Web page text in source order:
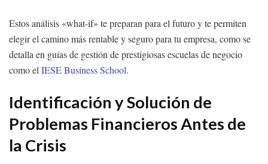
Estos análisis «what-if» te preparan para el futuro y te permiten
elegir el camino más rentable y seguro para tu empresa, como se
detalla en guías de gestión de prestigiosas escuelas de negocio
como el IESE Business School.
Identificación y Solución de
Problemas Financieros Antes de
la Crisis